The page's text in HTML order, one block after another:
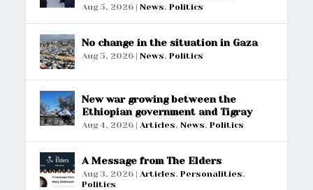
Aug 5, 2026 |News,Politics
No change in the situation in Gaza
Aug 5, 2026 |News,Politics
New war growing between the
Ethiopian government and Tigray
Aug 4, 2026 | Articles,News,Politics
A Message from The Elders
Aug 3, 2026 | Articles,Personalities,
Politics